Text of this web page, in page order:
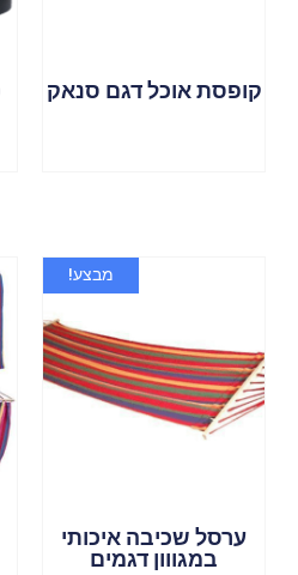
קופסת אוכל דגם סנאק
מבצע!
ערסל שכיבה איכותי
במגווון דגמים